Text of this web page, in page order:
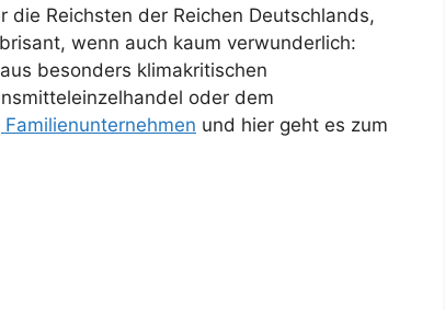
die Reichsten der Reichen Deutschlands,
wenn auch kaum verwunderlich:
besonders klimakritischen
oder dem
und hier geht es zum